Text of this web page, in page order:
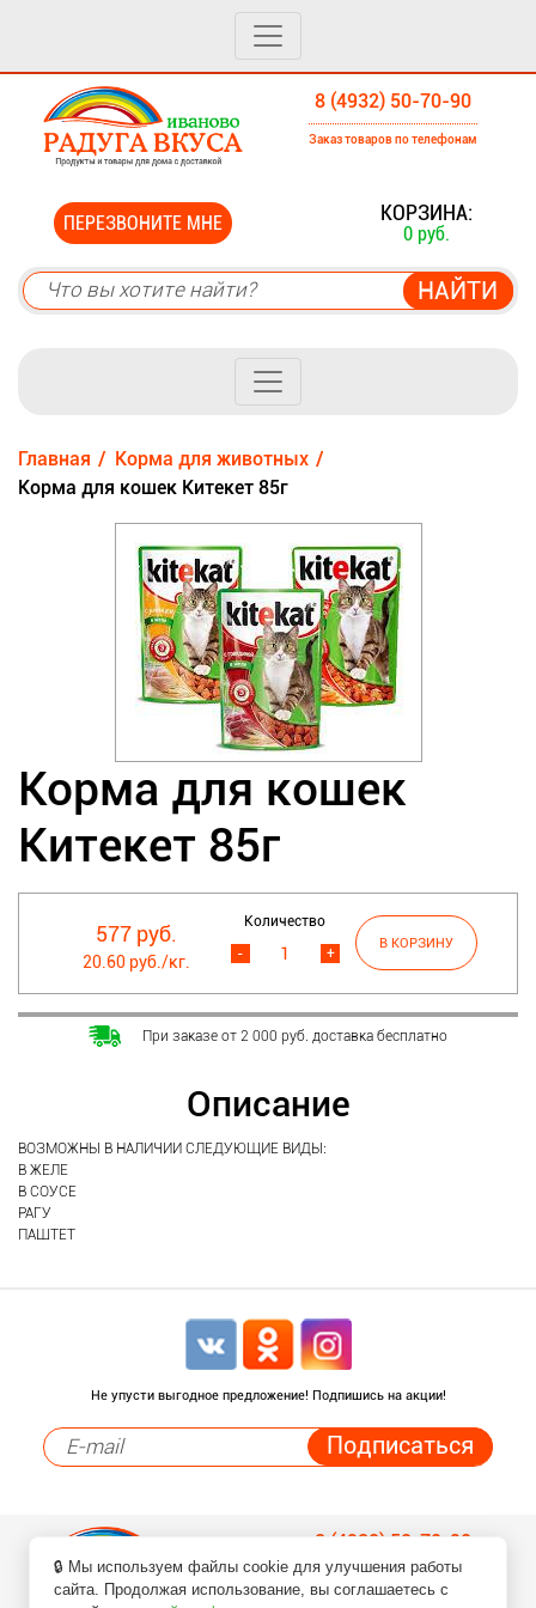
8 (4932) 50-70-90
Заказ товаров по телефонам
ПЕРЕЗВОНИТЕ МНЕ КОРЗИНА:
0 руб.
Главная
Корма для животных
Корма для кошек Китекет 85г
Корма для кошек
Китекет 85г
577 руб.
20.60 руб./кг.
Количество
+
-
При заказе от 2 000 руб. доставка бесплатно
Описание
ВОЗМОЖНЫ В НАЛИЧИИ СЛЕДУЮЩИЕ ВИДЫ:
В ЖЕЛЕ
В СОУСЕ
РАГУ
ПАШТЕТ
Не упусти выгодное предложение! Подпишись на акции!
8 (4932) 50-70-90
Заказ товаров по телефонам
🔒 Мы используем файлы cookie для улучшения работы
сайта. Продолжая использование, вы соглашаетесь с